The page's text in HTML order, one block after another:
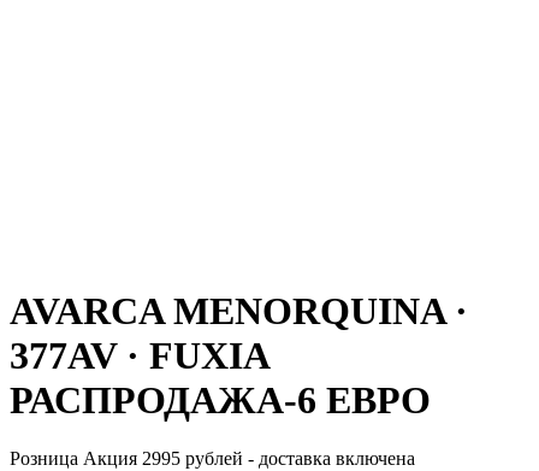
AVARCA MENORQUINA ·
377AV · FUXIA
РАСПРОДАЖА-6 ЕВРО
Розница Акция 2995 рублей - доставка включена